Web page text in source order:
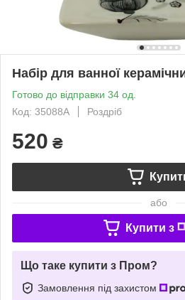
Набір для ванної
Готово до відправки 34 од.
Код: 35088A
Роздріб
520 ₴
або
Купити з
Що таке купити з Пром?
Замовлення під захистом